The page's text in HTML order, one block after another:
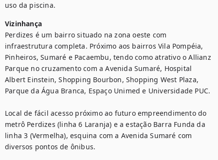
uso da piscina.
Vizinhança
Perdizes é um bairro situado na zona oeste com
infraestrutura completa. Próximo aos bairros Vila Pompéia,
Pinheiros, Sumaré e Pacaembu, tendo como atrativo o Allianz
Parque no cruzamento com a Avenida Sumaré, Hospital
Albert Einstein, Shopping Bourbon, Shopping West Plaza,
Parque da Água Branca, Espaço Unimed e Universidade PUC.
Local de fácil acesso próximo ao futuro empreendimento do
metrô Perdizes (linha 6 Laranja) e a estação Barra Funda da
linha 3 (Vermelha), esquina com a Avenida Sumaré com
diversos pontos de ônibus.